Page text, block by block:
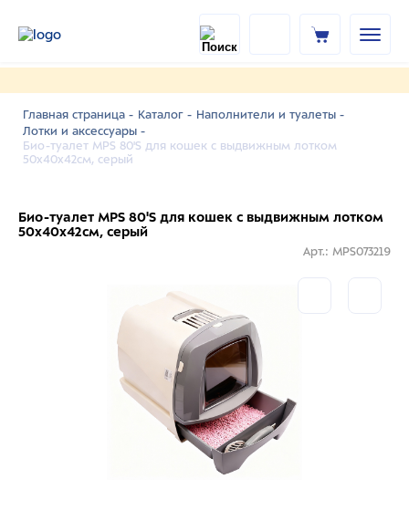
Главная страница - Каталог - Наполнители и туалеты -
Лотки и аксессуары -
Био-туалет MPS 80'S для кошек с выдвижным лотком
50х40х42см, серый
Био-туалет MPS 80'S для кошек с выдвижным лотком
50х40х42см, серый
Арт.: MPS073219